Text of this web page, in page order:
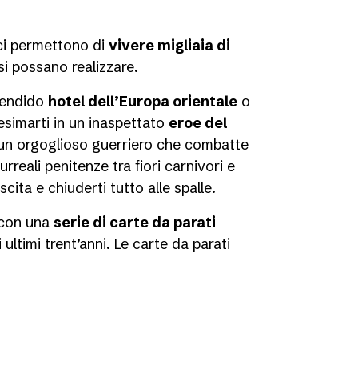
permettono di vivere migliaia di
possano realizzare.
hotel dell’Europa orientale o
in un inaspettato eroe del
orgoglioso guerriero che combatte
penitenze tra fiori carnivori e
e chiuderti tutto alle spalle.
una serie di carte da parati
trent’anni. Le carte da parati